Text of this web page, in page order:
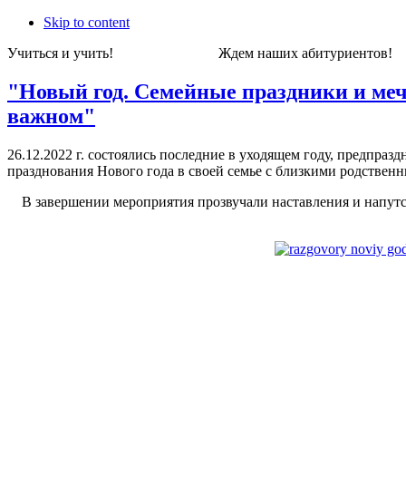
Skip to content
Учиться и учить! Ждем наших
"Новый год. Семейные праздники и
важном"
26.12.2022 г. состоялись последние в уходящем году,
празднования Нового года в своей семье с близкими
В завершении мероприятия прозвучали наставления и